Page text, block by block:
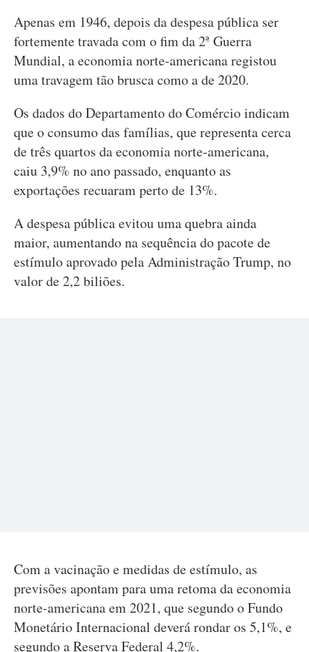
Apenas em 1946, depois da despesa pública ser
fortemente travada com o fim da 2ª Guerra
Mundial, a economia norte-americana registou
uma travagem tão brusca como a de 2020.
Os dados do Departamento do Comércio indicam
que o consumo das famílias, que representa cerca
de três quartos da economia norte-americana,
caiu 3,9% no ano passado, enquanto as
exportações recuaram perto de 13%.
A despesa pública evitou uma quebra ainda
maior, aumentando na sequência do pacote de
estímulo aprovado pela Administração Trump, no
valor de 2,2 biliões.
Com a vacinação e medidas de estímulo, as
previsões apontam para uma retoma da economia
norte-americana em 2021, que segundo o Fundo
Monetário Internacional deverá rondar os 5,1%, e
segundo a Reserva Federal 4,2%.